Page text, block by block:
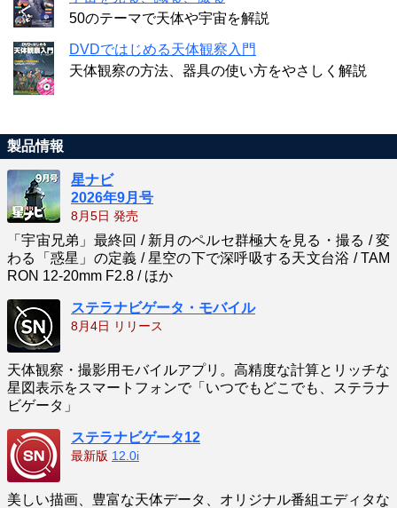
50のテーマで天体や宇宙を解説
DVDではじめる天体観察入門
天体観察の方法、器具の使い方をやさしく解説
製品情報
星ナビ
2026年9月号
8月5日 発売
「宇宙兄弟」最終回 / 新月のペルセ群極大を見る・撮る / 変
わる「惑星」の定義 / 星空の下で深呼吸する天文台浴 / TAM
RON 12-20mm F2.8 / ほか
ステラナビゲータ・モバイル
8月4日 リリース
天体観察・撮影用モバイルアプリ。高精度な計算とリッチな
星図表示をスマートフォンで「いつでもどこでも、ステラナ
ビゲータ」
ステラナビゲータ12
最新版 12.0i
美しい描画、豊富な天体データ、オリジナル番組エディタな